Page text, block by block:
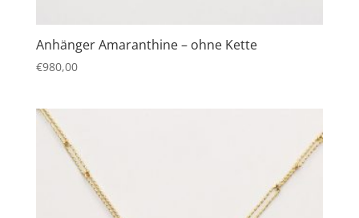
Anhänger Amaranthine – ohne Kette
€980,00